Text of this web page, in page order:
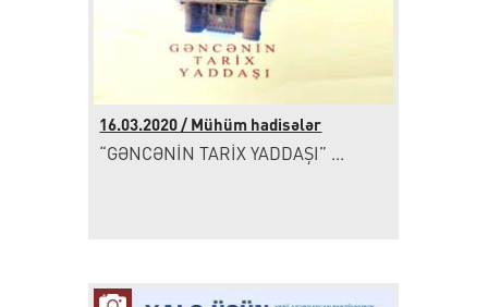
16.03.2020 / Mühüm hadisələr
“GƏNCƏNİN TARİX YADDAŞI” ...